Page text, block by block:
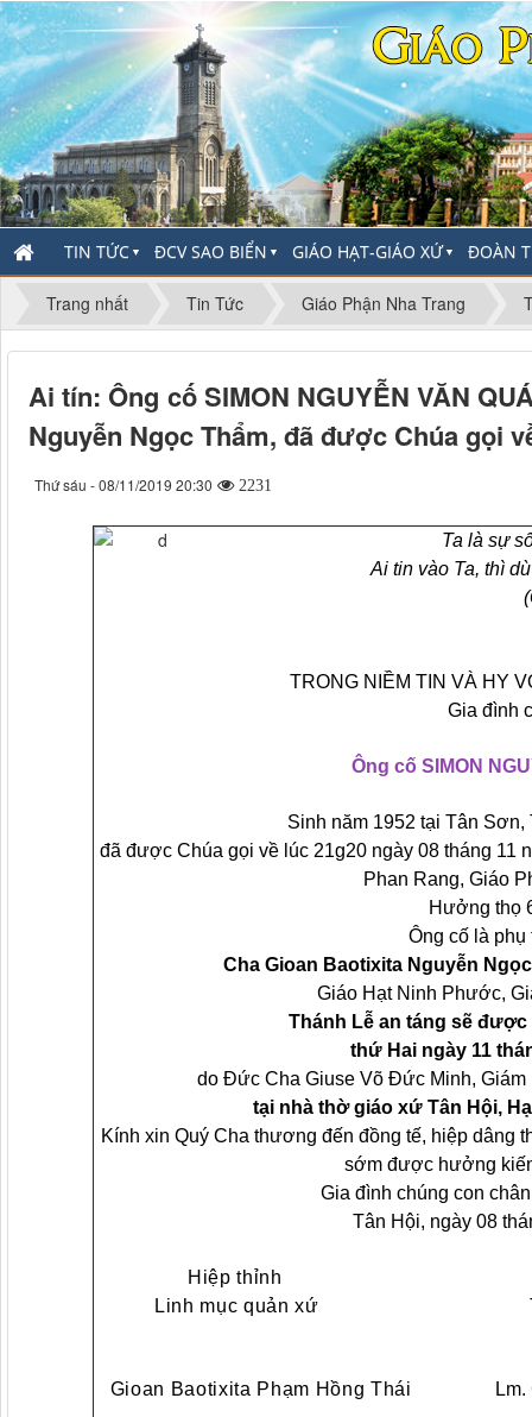
TIN TỨC ▼ ĐCV SAO BIỂN ▼ GIÁO HẠT-GIÁO XỨ▼ ĐOÀN
Trang nhất Tin Tức Giáo Phận Nha Trang
Ai tín: Ông cố SIMON NGUYỄN VĂN
Nguyễn Ngọc Thẩm, đã được Chúa gọi
Thứ sáu - 08/11/2019 20:30 2231
Ta là sự
Ai tin vào Ta, thì
TRONG NIỀM TIN VÀ HY
Gia đình
Ông cố SIMON
Sinh năm 1952 tại Tân
đã được Chúa gọi về lúc 21g20 ngày 08 tháng 11
Phan Rang, Giáo
Hưởng thọ
Ông cố là phụ
Cha Gioan Baotixita Nguyễn
Giáo Hạt Ninh Phước,
Thánh Lễ an táng sẽ
thứ Hai ngày 11
do Đức Cha Giuse Võ Đức Minh, Giám
tại nhà thờ giáo xứ Tân Hội,
Kính xin Quý Cha thương đến đồng tế, hiệp dâng
sớm được hưởng
Gia đình chúng con
Tân Hội, ngày 08
Hiệp thỉnh
Linh mục quản xứ Thay
Gioan Baotixita Phạm Hồng Thái